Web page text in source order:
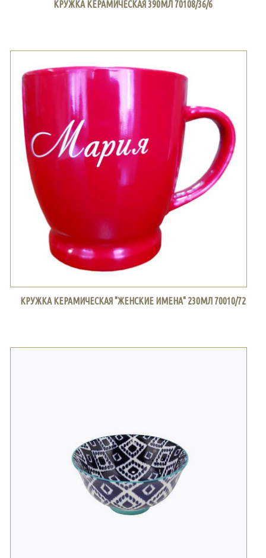
КРУЖКА КЕРАМИЧЕСКАЯ 390МЛ 70108/36/6
КРУЖКА КЕРАМИЧЕСКАЯ "ЖЕНСКИЕ ИМЕНА" 230МЛ 70010/72